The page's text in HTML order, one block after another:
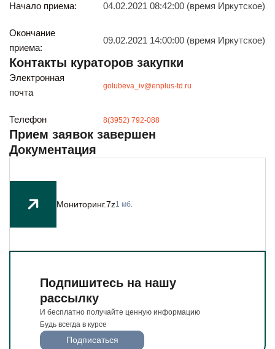
ул. Рабочая, 22
office@enplus-td.ru
Режим работы (UTC+8)
с 8:00 до 17:15
Перерыв на обед с 12 до 13 часов
И бесплатно получайте ценную информацию
Будьте всегда в курсе
Подписаться
Начало приема: 04.02.2021 08:42:00 (время Иркутское)
Окончание
приема:
09.02.2021 14:00:00 (время Иркутское)
Контакты кураторов закупки
Электронная
почта
golubeva_iv@enplus-td.ru
Телефон 8(3952) 792-088
Прием заявок завершен
Документация
Мониторинг.7z1 мб.
Подпишитесь на нашу
рассылку
И бесплатно получайте ценную информацию
Будь всегда в курсе
Подписаться